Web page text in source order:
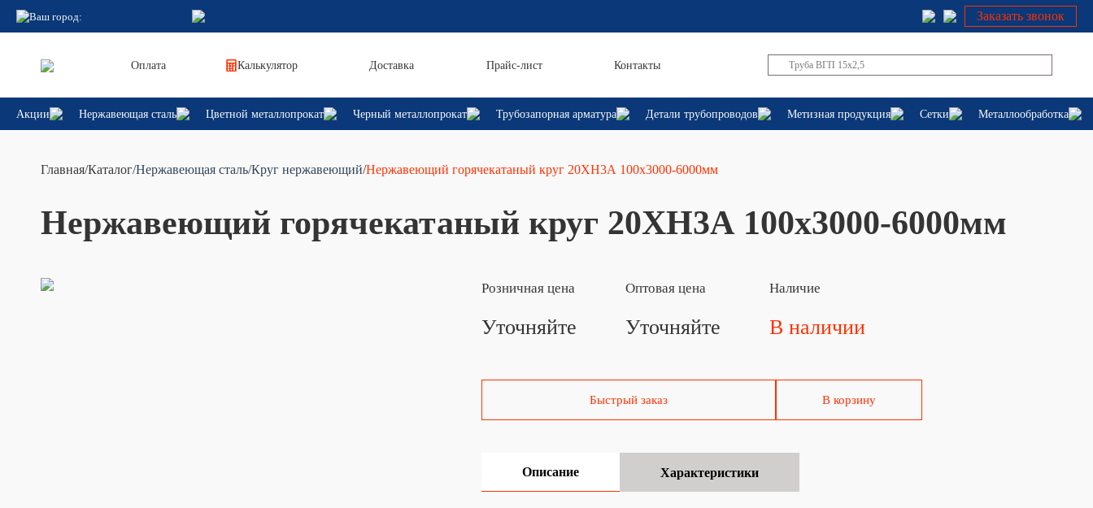
Ваш город: Заказать звонок
Оплата Калькулятор Доставка Прайс-лист Контакты
Акции Нержавеющая сталь Цветной металлопрокат Черный металлопрокат Трубозапорная арматура Детали трубопроводов Метизная продукция Сетки Металлообработка
Главная/Каталог/Нержавеющая сталь/Круг нержавеющий/Нержавеющий горячекатаный круг 20ХН3А 100х3000-6000мм
Нержавеющий горячекатаный круг 20ХН3А 100х3000-6000мм
Розничная цена
Уточняйте
Оптовая цена
Уточняйте
Наличие
В наличии
Быстрый заказ В корзину
Описание Характеристики